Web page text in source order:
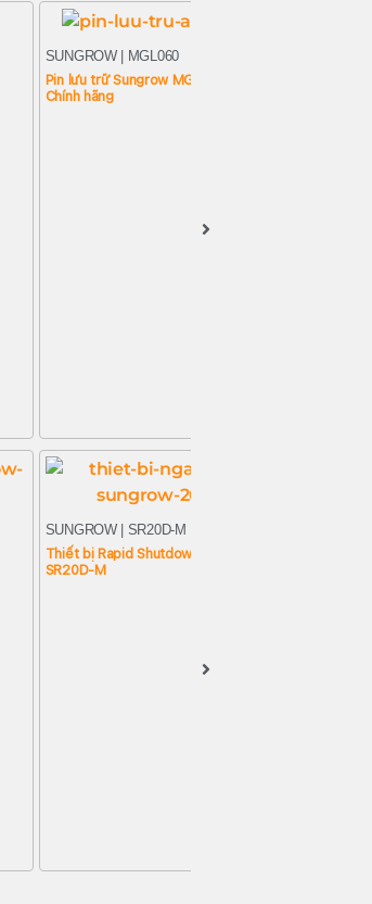
SUNGROW | MGL060
Pin lưu trữ Sungrow MGL060 6kWh | Giá tốt |
Chính hãng
SUNGROW | SR20D-M
Thiết bị Rapid Shutdown Sungrow 20A |
SR20D-M